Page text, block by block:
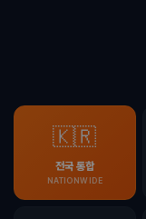
🇰🇷
전국 통합
NATIONWIDE